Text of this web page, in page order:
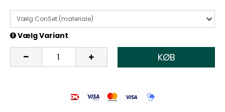
Vælg ConSet (materiale)
Vælg Variant
KØB